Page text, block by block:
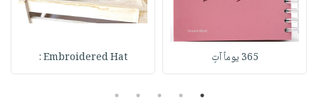
365 يوماً آتٍ Embroidered Hat :
1
2
3
4
5